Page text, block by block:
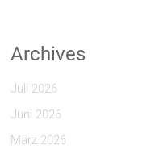
Archives
Juli 2026
Juni 2026
März 2026